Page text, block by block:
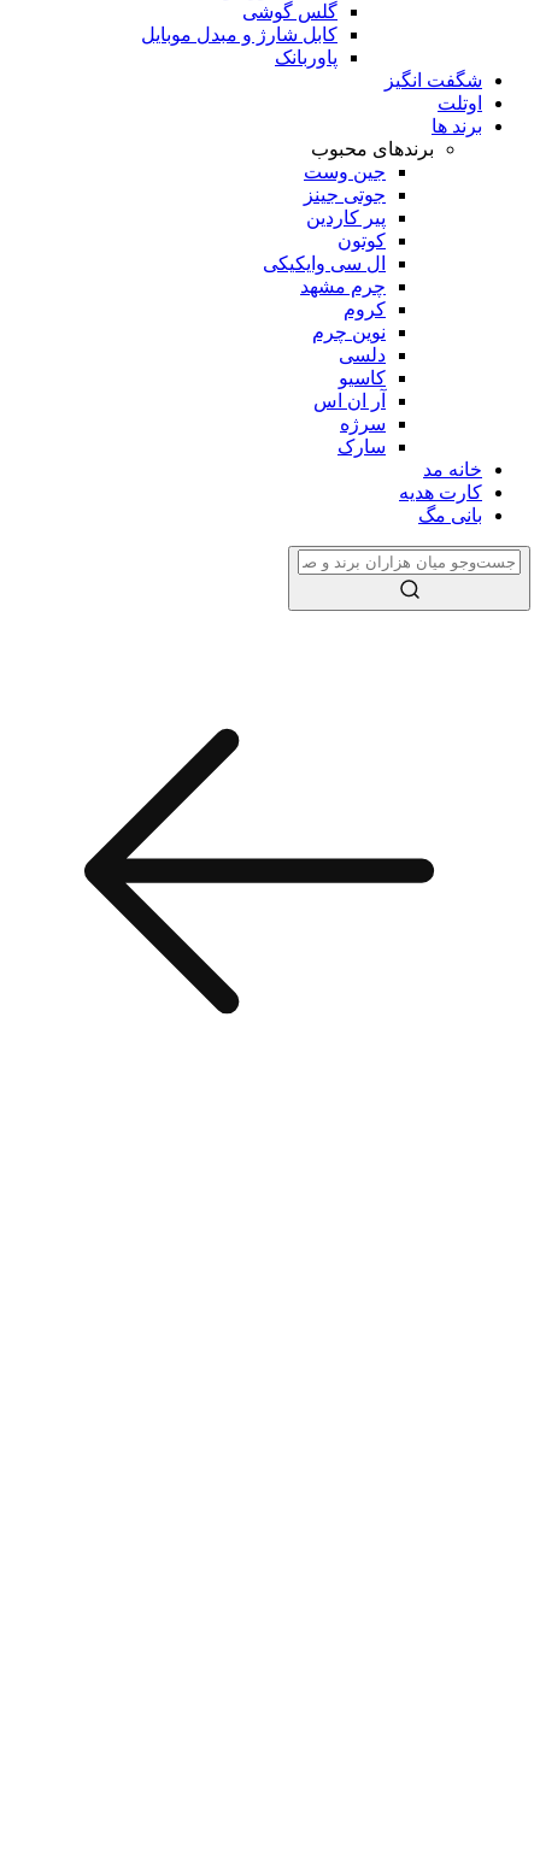
گلس گوشی
کابل شارژ و مبدل موبایل
پاوربانک
شگفت انگیز
اوتلت
برند ها
برندهای محبوب
جین وست
جوتی جینز
پیر کاردین
کوتون
ال سی وایکیکی
چرم مشهد
کروم
نوین چرم
دلسی
کاسیو
آر ان اس
سرژه
سارک
خانه مد
کارت هدیه
بانی مگ